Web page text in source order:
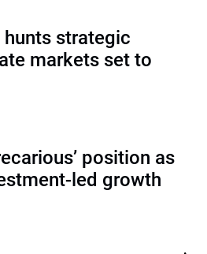
strategic
markets set to
position as
led growth